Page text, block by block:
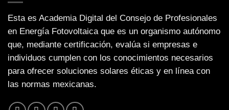
Esta es Academia Digital del Consejo de Profesionales
en Energía Fotovoltaica que es un organismo autónomo
que, mediante certificación, evalúa si empresas e
individuos cumplen con los conocimientos necesarios
para ofrecer soluciones solares éticas y en línea con
las normas mexicanas.